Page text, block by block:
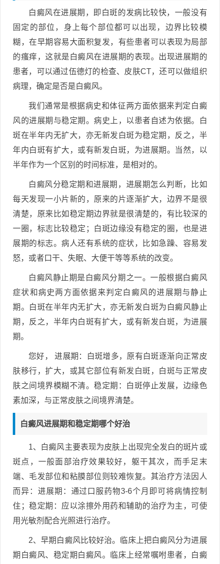
白癜风在进展期，即白斑的发病比较快，一般没有
固定的部位，身上每个部位都可以出现，边界比较模
糊，在早期容易大面积复发，有些患者可以表现为局部
的瘙痒，这就是白癜风在进展期的表现。出现进展期的
患者，可以通过伍德灯的检查、皮肤CT，还可以做组织
病理，确定是否是白癜风。
我们通常是根据病史和体征两方面依据来判定白癜
风的进展期与稳定期。病史上，以患者自述为依据。白
斑在半年内无扩大，亦无新发白斑为稳定期，反之，半
年内白斑有扩大，或有新发白斑，为进展期。当然，以
半年作为一个区别的时间标准，是相对的。
白癜风分稳定期和进展期，进展期怎么判断，比如
每天发现一小片新的，原来的片逐渐扩大，边界不是很
清楚，原来比如稳定期边界就是很清楚的，有比较深的
一圈，标志比较稳定；白斑边缘没有稳定的圈，也是进
展期的标志。病人还有系统的症状，比如急躁、容易发
怒，或者口干、失眠、大便干等等系统的改变。
白癜风静止期是白癜风分期之一。一般根据白癜风
症状和病史两方面依据来判定白癜风的进展期与静止
期。白斑在半年内无扩大，亦无新发白斑为白癜风静止
期，反之，半年内白斑有扩大，或有新发白斑，为进展
期。
您好， 进展期：白斑增多，原有白斑逐渐向正常皮
肤移行，扩大，或其它部位有新发白斑，白斑与正常皮
肤之间境界模糊不清。稳定期：白斑停止发展，边缘色
素加深，与正常皮肤之间境界清楚。
白癜风进展期和稳定期哪个好治
1、白癜风主要表现为皮肤上出现完全发白的斑片或
斑点，一般面部治疗效果较好，躯干其次，而手足末
端、毛发部位和粘膜部位则较难恢复。其治疗方法因人
而异：进展期：通过口服药物3-6个月即可将病情控制
住；稳定期：应以涂擦外用药和辅助的治疗为主，可使
用光敏剂配合光照进行治疗。
2、早期白癜风比较好治。临床上把白癜风分为进展
期白癜风、稳定期白癜风。临床上经常嘱咐患者，白癜